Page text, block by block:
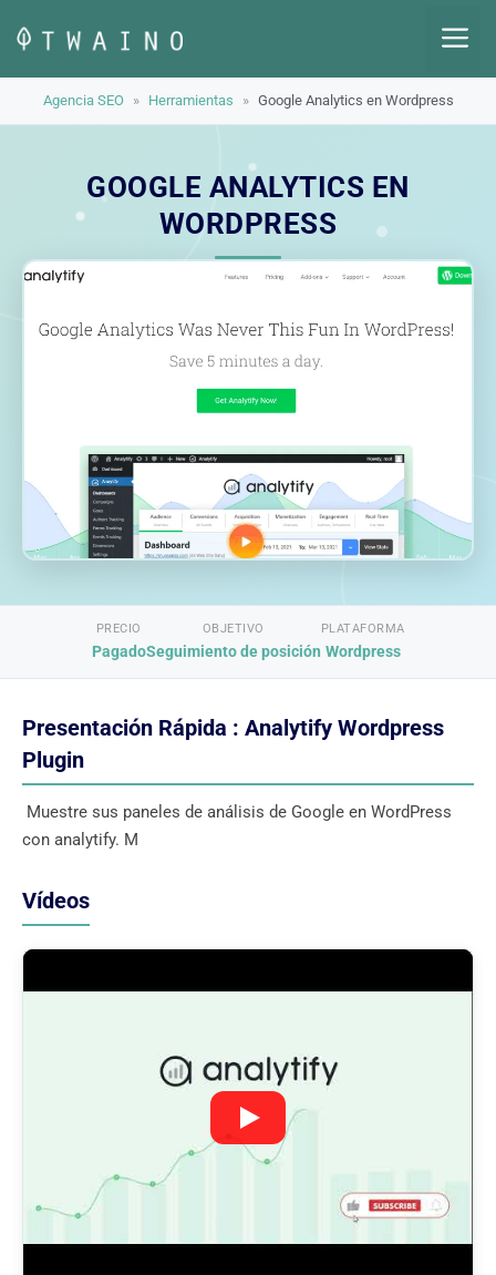
contenido
Agencia SEO » Herramientas » Google Analytics en Wordpress
GOOGLE ANALYTICS EN
WORDPRESS
PRECIO
Pagado
OBJETIVO
Seguimiento de posición
PLATAFORMA
Wordpress
Presentación Rápida : Analytify Wordpress
Plugin
Muestre sus paneles de análisis de Google en WordPress
con analytify. M
Vídeos